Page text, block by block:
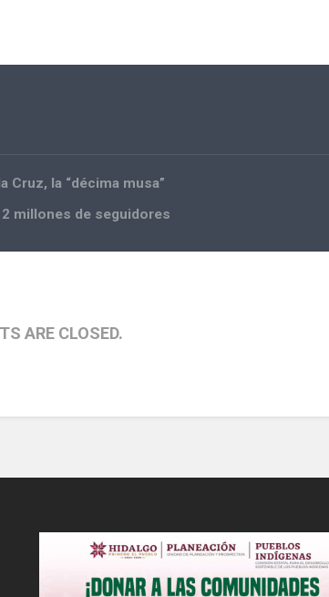
Cruz, la “décima musa”
millones de seguidores
ARE CLOSED.